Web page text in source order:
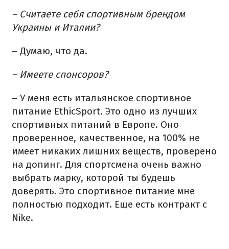
– Считаете себя спортивным брендом
Украины и Италии?
– Думаю, что да.
– Имеете спонсоров?
– У меня есть итальянское спортивное
питание EthicSport. Это одно из лучших
спортивных питаний в Европе. Оно
проверенное, качественное, на 100% не
имеет никаких лишних веществ, проверено
на допинг. Для спортсмена очень важно
выбрать марку, которой ты будешь
доверять. Это спортивное питание мне
полностью подходит. Еще есть контракт с
Nike.